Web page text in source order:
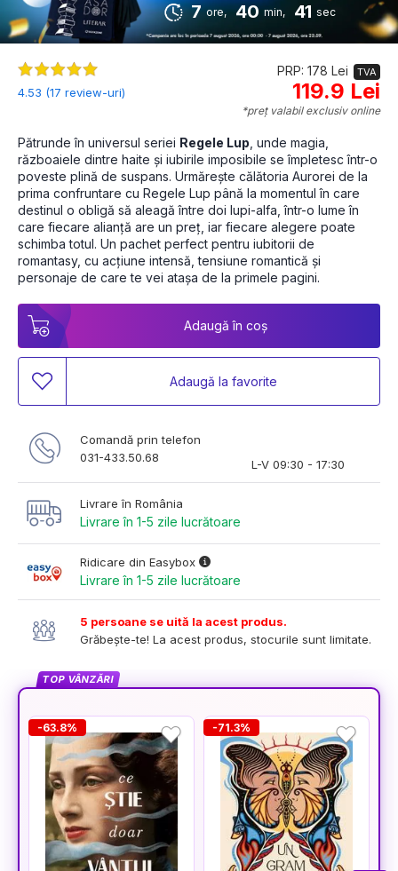
7 ore, 40 min, 40 sec
4.53 (17 review-uri)
PRP: 178 Lei TVA
119.9 Lei
*preț valabil exclusiv online
Pătrunde în universul seriei Regele Lup , unde magia,
războaiele dintre haite și iubirile imposibile se împletesc într-o
poveste plină de suspans. Urmărește călătoria Aurorei de la
prima confruntare cu Regele Lup până la momentul în care
destinul o obligă să aleagă între doi lupi-alfa, într-o lume în
care fiecare alianță are un preț, iar fiecare alegere poate
schimba totul. Un pachet perfect pentru iubitorii de
romantasy, cu acțiune intensă, tensiune romantică și
personaje de care te vei atașa de la primele pagini.
Adaugă în coș
Adaugă la favorite
Comandă prin telefon
031-433.50.68
L-V 09:30 - 17:30
Livrare în România
Livrare în 1-5 zile lucrătoare
Ridicare din Easybox
Livrare în 1-5 zile lucrătoare
5 persoane se uită la acest produs.
Grăbește-te! La acest produs, stocurile sunt limitate.
TOP VÂNZĂRI
-63.8% -71.3%